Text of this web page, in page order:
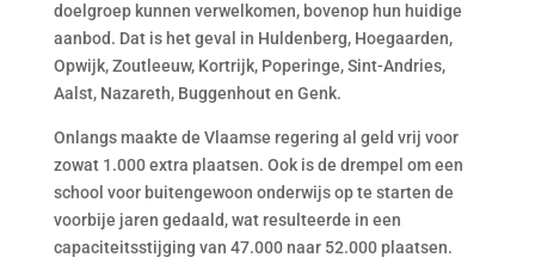
doelgroep kunnen verwelkomen, bovenop hun huidige
aanbod. Dat is het geval in Huldenberg, Hoegaarden,
Opwijk, Zoutleeuw, Kortrijk, Poperinge, Sint-Andries,
Aalst, Nazareth, Buggenhout en Genk.
Onlangs maakte de Vlaamse regering al geld vrij voor
zowat 1.000 extra plaatsen. Ook is de drempel om een
school voor buitengewoon onderwijs op te starten de
voorbije jaren gedaald, wat resulteerde in een
capaciteitsstijging van 47.000 naar 52.000 plaatsen.